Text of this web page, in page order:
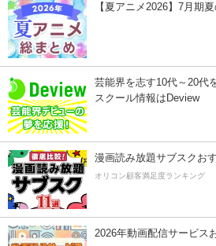
【夏アニメ2026】7月期
芸能界を志す10代～20代
スクール情報はDeview
漫画読み放題サブスクお
オリコン顧客満足度ランキング
2026年動画配信サービス